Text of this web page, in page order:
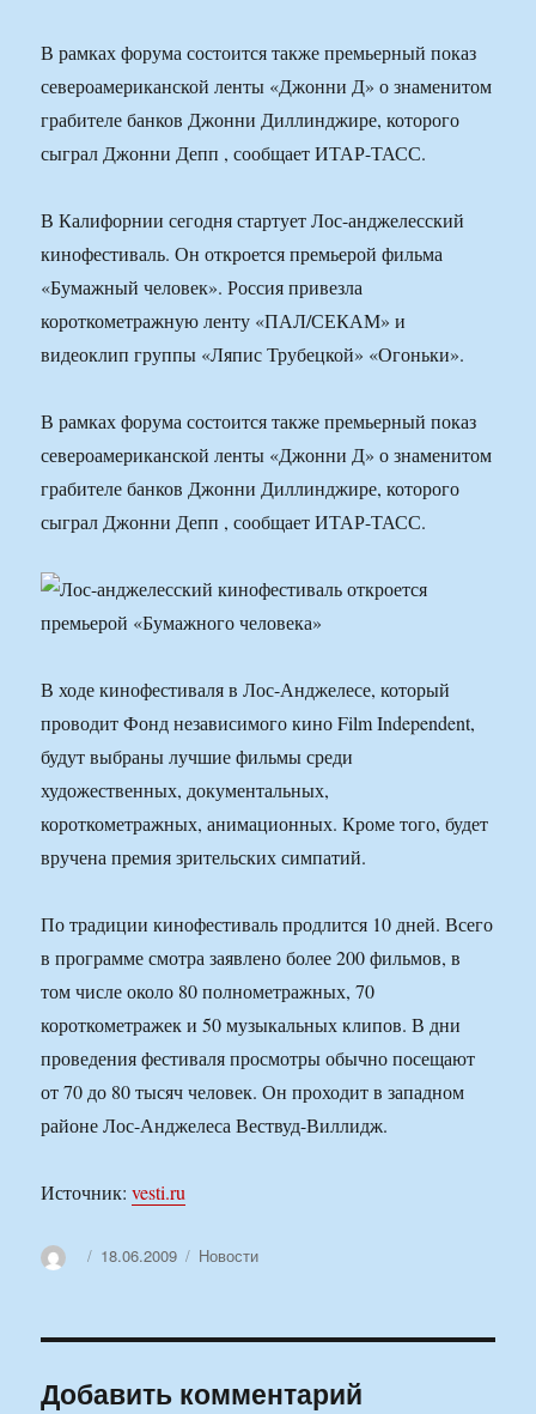
В рамках форума состоится также премьерный показ
североамериканской ленты «Джонни Д» о знаменитом
грабителе банков Джонни Диллинджире, которого
сыграл Джонни Депп , сообщает ИТАР-ТАСС.
В Калифорнии сегодня стартует Лос-анджелесский
кинофестиваль. Он откроется премьерой фильма
«Бумажный человек». Россия привезла
короткометражную ленту «ПАЛ/СЕКАМ» и
видеоклип группы «Ляпис Трубецкой» «Огоньки».
В рамках форума состоится также премьерный показ
североамериканской ленты «Джонни Д» о знаменитом
грабителе банков Джонни Диллинджире, которого
сыграл Джонни Депп , сообщает ИТАР-ТАСС.
В ходе кинофестиваля в Лос-Анджелесе, который
проводит Фонд независимого кино Film Independent,
будут выбраны лучшие фильмы среди
художественных, документальных,
короткометражных, анимационных. Кроме того, будет
вручена премия зрительских симпатий.
По традиции кинофестиваль продлится 10 дней. Всего
в программе смотра заявлено более 200 фильмов, в
том числе около 80 полнометражных, 70
короткометражек и 50 музыкальных клипов. В дни
проведения фестиваля просмотры обычно посещают
от 70 до 80 тысяч человек. Он проходит в западном
районе Лос-Анджелеса Вествуд-Виллидж.
Источник:vesti.ru
АвторОпубликовано
18.06.2009 Рубрики
Новости
Добавить комментарий